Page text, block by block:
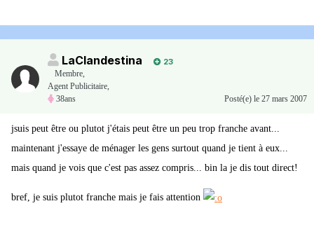
LaClandestina
23
Membre,
Agent Publicitaire,
38ans
Posté(e) le 27 mars 2007
jsuis peut être ou plutot j'étais peut être un peu trop franche avant...
maintenant j'essaye de ménager les gens surtout quand je tient à eux...
mais quand je vois que c'est pas assez compris... bin la je dis tout direct!
bref, je suis plutot franche mais je fais attention